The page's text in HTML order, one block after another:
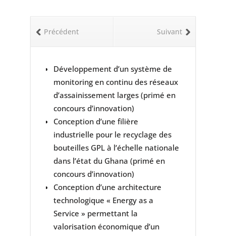
Suivant
Précédent
Développement d’un système de
monitoring en continu des réseaux
d’assainissement larges (primé en
concours d’innovation)
Conception d’une filière
industrielle pour le recyclage des
bouteilles GPL à l’échelle nationale
dans l’état du Ghana (primé en
concours d’innovation)
Conception d’une architecture
technologique « Energy as a
Service » permettant la
valorisation économique d’un